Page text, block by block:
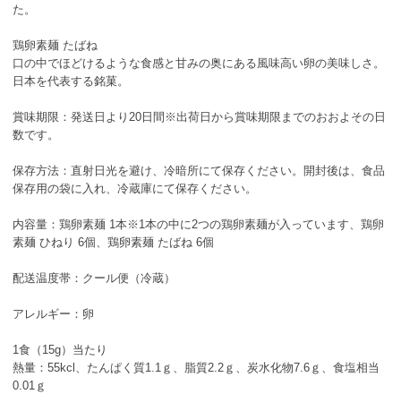
た。
鶏卵素麺 たばね
口の中でほどけるような食感と甘みの奥にある風味高い卵の美味しさ。
日本を代表する銘菓。
賞味期限：発送日より20日間※出荷日から賞味期限までのおおよその日
数です。
保存方法：直射日光を避け、冷暗所にて保存ください。開封後は、食品
保存用の袋に入れ、冷蔵庫にて保存ください。
内容量：鶏卵素麺 1本※1本の中に2つの鶏卵素麺が入っています、鶏卵
素麺 ひねり 6個、鶏卵素麺 たばね 6個
配送温度帯：クール便（冷蔵）
アレルギー：卵
1食（15g）当たり
熱量：55kcl、たんぱく質1.1ｇ、脂質2.2ｇ、炭水化物7.6ｇ、食塩相当
0.01ｇ